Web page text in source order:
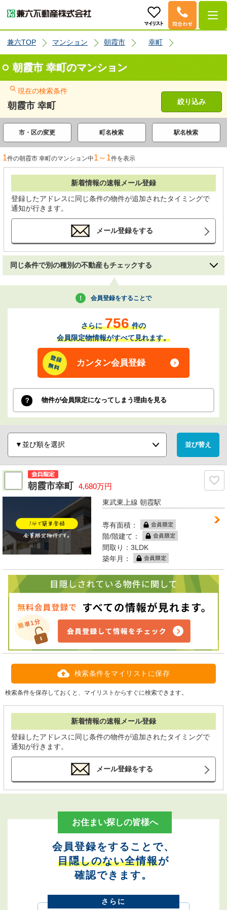
兼六TOP マンション 朝霞市 幸町
朝霞市 幸町のマンション
現在の検索条件
朝霞市 幸町 絞り込み
市・区の変更 町名検索 駅名検索
1件の朝霞市 幸町のマンション中1～1件を表示
新着情報の速報メール登録
登録したアドレスに同じ条件の物件が追加されたタイミングで
通知が行きます。
メール登録をする
同じ条件で別の種別の不動産もチェックする
会員登録をすることで
さらに 756 件の
会員限定物情報がすべて見れます。
カンタン会員登録
物件が会員限定になってしまう理由を見る
朝霞市幸町 4,680万円
東武東上線 朝霞駅
専有面積：
階/階建て：
間取り：3LDK
築年月：
検索条件をマイリストに保存
検索条件を保存しておくと、マイリストからすぐに検索できます。
新着情報の速報メール登録
登録したアドレスに同じ条件の物件が追加されたタイミングで
通知が行きます。
メール登録をする
お住まい探しの皆様へ
会員登録をすることで、
目隠しのない全情報が
確認できます。
さらに